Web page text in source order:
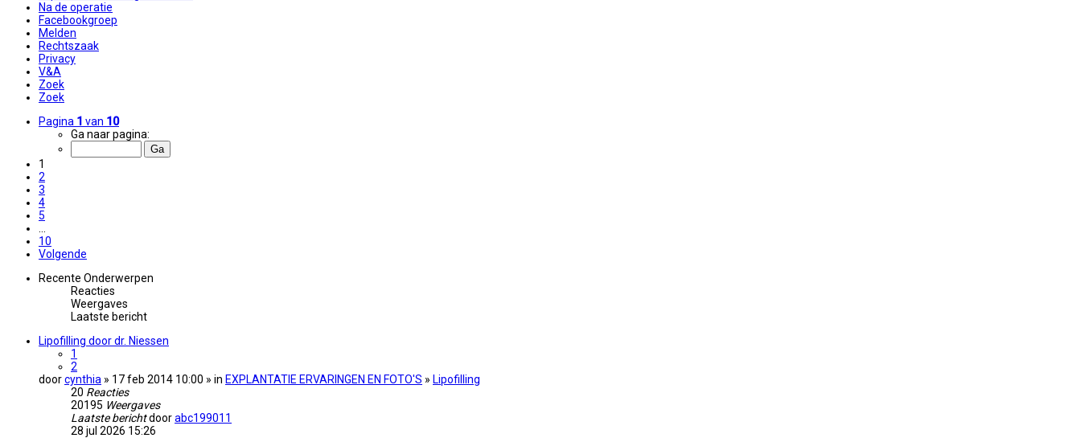
Na de operatie
Facebookgroep
Melden
Rechtszaak
Privacy
V&A
Zoek
Zoek
Pagina 1 van 10
Ga naar pagina:
1
2
3
4
5
10
Volgende
Recente Onderwerpen
Reacties
Weergaves
Laatste bericht
Lipofilling door dr. Niessen
1
2
doorcynthia » 17 feb 2014 10:00 » in EXPLANTATIE ERVARINGEN EN FOTO'S » Lipofilling
20 Reacties
20195 Weergaves
Laatste berichtdoorabc199011
28 jul 2026 15:26